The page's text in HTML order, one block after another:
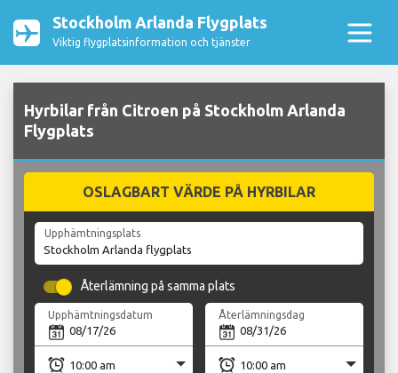
Stockholm Arlanda Flygplats
Viktig flygplatsinformation och tjänster
Hyrbilar från Citroen på Stockholm Arlanda
Flygplats
OSLAGBART VÄRDE PÅ HYRBILAR
Upphämtningsplats
Återlämning på samma plats
Upphämtningsdatum Återlämningsdag